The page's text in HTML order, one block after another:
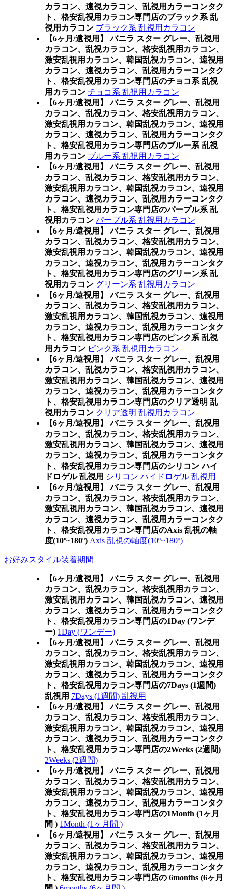
カラコン、遠視カラコン、乱視用カラーコンタク
ト、格安乱視用カラコン専門店のブラック系 乱
視用カラコン ブラック系 乱視用カラコン
【6ヶ月/遠視用】 バニラ スター グレー、乱視用
カラコン、乱視カラコン、格安乱視用カラコン、
激安乱視用カラコン、韓国乱視カラコン、遠視用
カラコン、遠視カラコン、乱視用カラーコンタク
ト、格安乱視用カラコン専門店のチョコ系 乱視
用カラコン チョコ系 乱視用カラコン
【6ヶ月/遠視用】 バニラ スター グレー、乱視用
カラコン、乱視カラコン、格安乱視用カラコン、
激安乱視用カラコン、韓国乱視カラコン、遠視用
カラコン、遠視カラコン、乱視用カラーコンタク
ト、格安乱視用カラコン専門店のブルー系 乱視
用カラコン ブルー系 乱視用カラコン
【6ヶ月/遠視用】 バニラ スター グレー、乱視用
カラコン、乱視カラコン、格安乱視用カラコン、
激安乱視用カラコン、韓国乱視カラコン、遠視用
カラコン、遠視カラコン、乱視用カラーコンタク
ト、格安乱視用カラコン専門店のパープル系 乱
視用カラコン パープル系 乱視用カラコン
【6ヶ月/遠視用】 バニラ スター グレー、乱視用
カラコン、乱視カラコン、格安乱視用カラコン、
激安乱視用カラコン、韓国乱視カラコン、遠視用
カラコン、遠視カラコン、乱視用カラーコンタク
ト、格安乱視用カラコン専門店のグリーン系 乱
視用カラコン グリーン系 乱視用カラコン
【6ヶ月/遠視用】 バニラ スター グレー、乱視用
カラコン、乱視カラコン、格安乱視用カラコン、
激安乱視用カラコン、韓国乱視カラコン、遠視用
カラコン、遠視カラコン、乱視用カラーコンタク
ト、格安乱視用カラコン専門店のピンク系 乱視
用カラコン ピンク系 乱視用カラコン
【6ヶ月/遠視用】 バニラ スター グレー、乱視用
カラコン、乱視カラコン、格安乱視用カラコン、
激安乱視用カラコン、韓国乱視カラコン、遠視用
カラコン、遠視カラコン、乱視用カラーコンタク
ト、格安乱視用カラコン専門店のクリア透明 乱
視用カラコン クリア透明 乱視用カラコン
【6ヶ月/遠視用】 バニラ スター グレー、乱視用
カラコン、乱視カラコン、格安乱視用カラコン、
激安乱視用カラコン、韓国乱視カラコン、遠視用
カラコン、遠視カラコン、乱視用カラーコンタク
ト、格安乱視用カラコン専門店のシリコン ハイ
ドロゲル 乱視用 シリコン ハイドロゲル 乱視用
【6ヶ月/遠視用】 バニラ スター グレー、乱視用
カラコン、乱視カラコン、格安乱視用カラコン、
激安乱視用カラコン、韓国乱視カラコン、遠視用
カラコン、遠視カラコン、乱視用カラーコンタク
ト、格安乱視用カラコン専門店のAxis 乱視の軸
度(10º~180º) Axis 乱視の軸度(10º~180º)
お好みスタイル装着期間
【6ヶ月/遠視用】 バニラ スター グレー、乱視用
カラコン、乱視カラコン、格安乱視用カラコン、
激安乱視用カラコン、韓国乱視カラコン、遠視用
カラコン、遠視カラコン、乱視用カラーコンタク
ト、格安乱視用カラコン専門店の1Day (ワンデ
ー) 1Day (ワンデー)
【6ヶ月/遠視用】 バニラ スター グレー、乱視用
カラコン、乱視カラコン、格安乱視用カラコン、
激安乱視用カラコン、韓国乱視カラコン、遠視用
カラコン、遠視カラコン、乱視用カラーコンタク
ト、格安乱視用カラコン専門店の7Days (1週間)
乱視用 7Days (1週間) 乱視用
【6ヶ月/遠視用】 バニラ スター グレー、乱視用
カラコン、乱視カラコン、格安乱視用カラコン、
激安乱視用カラコン、韓国乱視カラコン、遠視用
カラコン、遠視カラコン、乱視用カラーコンタク
ト、格安乱視用カラコン専門店の2Weeks (2週間)
2Weeks (2週間)
【6ヶ月/遠視用】 バニラ スター グレー、乱視用
カラコン、乱視カラコン、格安乱視用カラコン、
激安乱視用カラコン、韓国乱視カラコン、遠視用
カラコン、遠視カラコン、乱視用カラーコンタク
ト、格安乱視用カラコン専門店の1Month (1ヶ月
間 ) 1Month (1ヶ月間 )
【6ヶ月/遠視用】 バニラ スター グレー、乱視用
カラコン、乱視カラコン、格安乱視用カラコン、
激安乱視用カラコン、韓国乱視カラコン、遠視用
カラコン、遠視カラコン、乱視用カラーコンタク
ト、格安乱視用カラコン専門店の 6months (6ヶ月